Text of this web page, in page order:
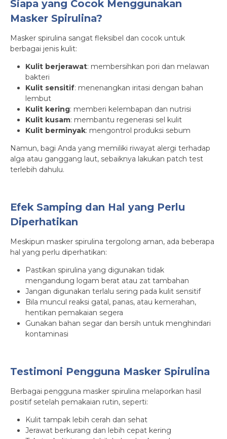
Siapa yang Cocok Menggunakan
Masker Spirulina?
Masker spirulina sangat fleksibel dan cocok untuk
berbagai jenis kulit:
Kulit berjerawat: membersihkan pori dan melawan
bakteri
Kulit sensitif: menenangkan iritasi dengan bahan
lembut
Kulit kering: memberi kelembapan dan nutrisi
Kulit kusam: membantu regenerasi sel kulit
Kulit berminyak: mengontrol produksi sebum
Namun, bagi Anda yang memiliki riwayat alergi terhadap
alga atau ganggang laut, sebaiknya lakukan patch test
terlebih dahulu.
Efek Samping dan Hal yang Perlu
Diperhatikan
Meskipun masker spirulina tergolong aman, ada beberapa
hal yang perlu diperhatikan:
Pastikan spirulina yang digunakan tidak
mengandung logam berat atau zat tambahan
Jangan digunakan terlalu sering pada kulit sensitif
Bila muncul reaksi gatal, panas, atau kemerahan,
hentikan pemakaian segera
Gunakan bahan segar dan bersih untuk menghindari
kontaminasi
Testimoni Pengguna Masker Spirulina
Berbagai pengguna masker spirulina melaporkan hasil
positif setelah pemakaian rutin, seperti:
Kulit tampak lebih cerah dan sehat
Jerawat berkurang dan lebih cepat kering